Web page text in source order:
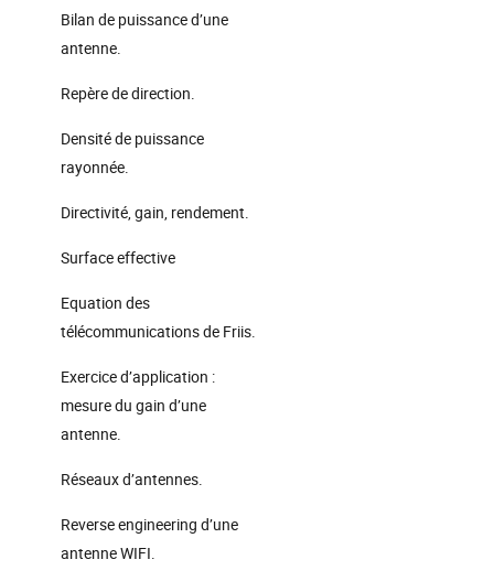
Bilan de puissance d’une
antenne.
Repère de direction.
Densité de puissance
rayonnée.
Directivité, gain, rendement.
Surface effective
Equation des
télécommunications de Friis.
Exercice d’application :
mesure du gain d’une
antenne.
Réseaux d’antennes.
Reverse engineering d’une
antenne WIFI.